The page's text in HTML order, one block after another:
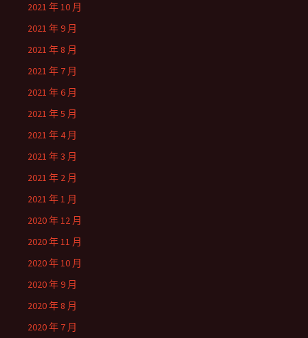
2021 年 10 月
2021 年 9 月
2021 年 8 月
2021 年 7 月
2021 年 6 月
2021 年 5 月
2021 年 4 月
2021 年 3 月
2021 年 2 月
2021 年 1 月
2020 年 12 月
2020 年 11 月
2020 年 10 月
2020 年 9 月
2020 年 8 月
2020 年 7 月